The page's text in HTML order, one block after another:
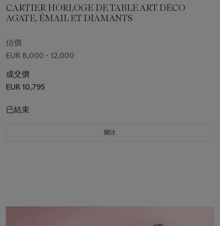
CARTIER HORLOGE DE TABLE ART DÉCO
AGATE, ÉMAIL ET DIAMANTS
估價
EUR 8,000 - 12,000
成交價
EUR 10,795
已結束
關注